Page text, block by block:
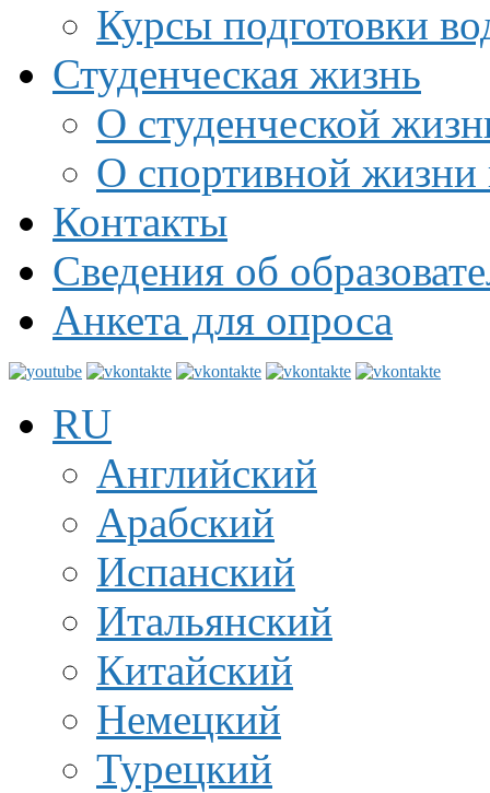
Курсы подготовки
Студенческая жизнь
О студенческой
О спортивной жизни
Контакты
Сведения об
Анкета для опроса
RU
Английский
Арабский
Испанский
Итальянский
Китайский
Немецкий
Турецкий